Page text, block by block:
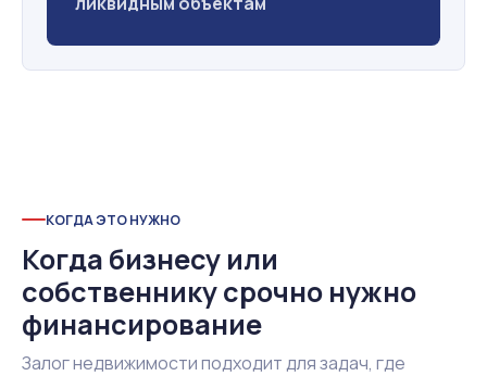
КОГДА ЭТО НУЖНО
Когда бизнесу или
собственнику срочно нужно
финансирование
Залог недвижимости подходит для задач, где